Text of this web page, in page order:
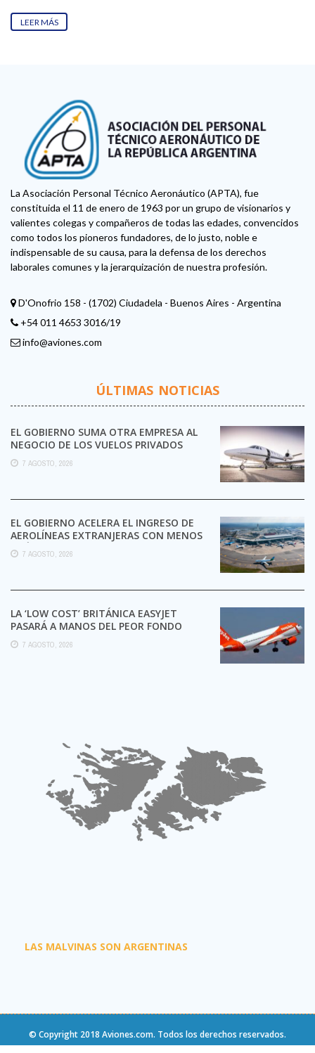
LEER MÁS
La Asociación Personal Técnico Aeronáutico (APTA), fue
constituida el 11 de enero de 1963 por un grupo de visionarios y
valientes colegas y compañeros de todas las edades, convencidos
como todos los pioneros fundadores, de lo justo, noble e
indispensable de su causa, para la defensa de los derechos
laborales comunes y la jerarquización de nuestra profesión.
D'Onofrio 158 - (1702) Ciudadela - Buenos Aires - Argentina
+54 011 4653 3016/19
info@aviones.com
ÚLTIMAS NOTICIAS
EL GOBIERNO SUMA OTRA EMPRESA AL
NEGOCIO DE LOS VUELOS PRIVADOS
7 AGOSTO, 2026
EL GOBIERNO ACELERA EL INGRESO DE
AEROLÍNEAS EXTRANJERAS CON MENOS
TRÁMITES
7 AGOSTO, 2026
LA ‘LOW COST’ BRITÁNICA EASYJET
PASARÁ A MANOS DEL PEOR FONDO
POSIBLE:
7 AGOSTO, 2026
LAS MALVINAS SON ARGENTINAS
© Copyright 2018 Aviones.com. Todos los derechos reservados.